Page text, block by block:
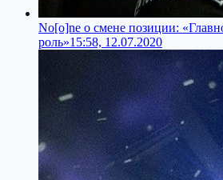
No[o]ne о смене позиции:
роль»15:58, 12.07.2020